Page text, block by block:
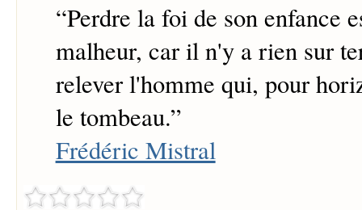
“Perdre la foi de son enfance
malheur, car il n'y a rien sur
relever l'homme qui, pour
le tombeau.”
Frédéric Mistral